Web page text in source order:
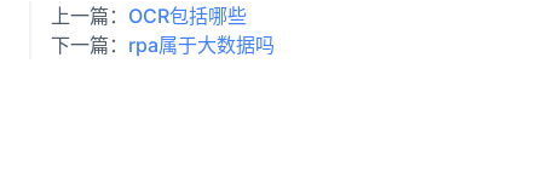
上一篇： OCR包括哪些
下一篇： rpa属于大数据吗